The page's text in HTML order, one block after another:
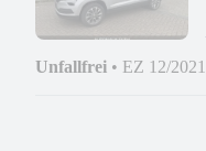
Unfallfrei • EZ 12/2021